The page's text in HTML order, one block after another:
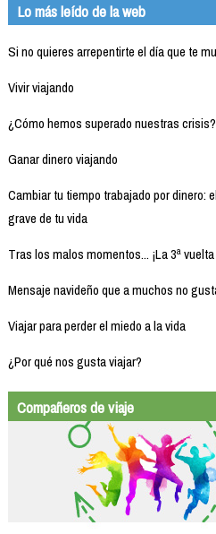
Lo más leído de la web
Si no quieres arrepentirte el día que te
Vivir viajando
¿Cómo hemos superado nuestras crisis?
Ganar dinero viajando
Cambiar tu tiempo trabajado por dinero:
grave de tu vida
Tras los malos momentos... ¡La 3ª
Mensaje navideño que a muchos no
Viajar para perder el miedo a la vida
¿Por qué nos gusta viajar?
Compañeros de viaje